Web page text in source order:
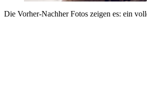
Die Vorher-Nachher Fotos zeigen es: ein